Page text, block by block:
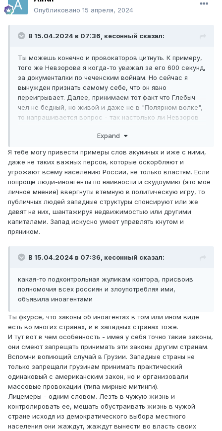
Опубликовано 15 апреля, 2024
В 15.04.2024 в 07:36, кесонный сказал:
Ты можешь конечно и провокаторов цитнуть. К примеру,
того же Невзорова я когда-то уважал за его 600 секунд,
за документалки по чеченским войнам. Но сейчас я
вынужден признать самому себе, что он явно
переигрывает. Далее, принимаем тот факт что Глебыч
чел не бедный, но живой и даже не в "Полярном волке",
то напрашивается вопрос - так настолько ли Невзоров
Expand
Я тебе могу привести примеры слов акуниных и иже с ними,
даже не таких важных персон, которые оскорбляют и
угрожают всему населению России, не только властям. Если
попроще люди-иноагенты по наивности и скудоумию (это мое
личное мнение) ввергнуты втемную в политическую игру, то
публичных людей западные структуры спонсируют или же
давят на них, шантажируя недвижимостью или другими
капиталами. Запад искусно умеет управлять кнутом и
пряником.
В 15.04.2024 в 07:36, кесонный сказал:
какая-то подконтрольная жуликам контора, присвоив
полномочия всех россиян и злоупотребляя ими,
объявила иноагентами
Ты фкурсе, что законы об иноагентах в том или ином виде
есть во многих странах, и в западных странах тоже.
И тут вот в чем особенность - имея у себя точно такие законы,
они смеют запрещать принимать эти законы другим странам.
Вспомни вопиющий случай в Грузии. Западные страны не
только запрещали грузинам принимать практический
одинаковый с американским закон, но и организовали
массовые провокации (типа мирные митинги).
Лицемеры - одним словом. Лезть в чужую жизнь и
контролировать ее, мешать обустраивать жизнь в чужой
стране исходя из демократического выбора местного
населения они жаждут, жаждут вынести во власть своих